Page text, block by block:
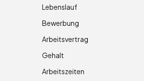
Lebenslauf
Bewerbung
Arbeitsvertrag
Gehalt
Arbeitszeiten